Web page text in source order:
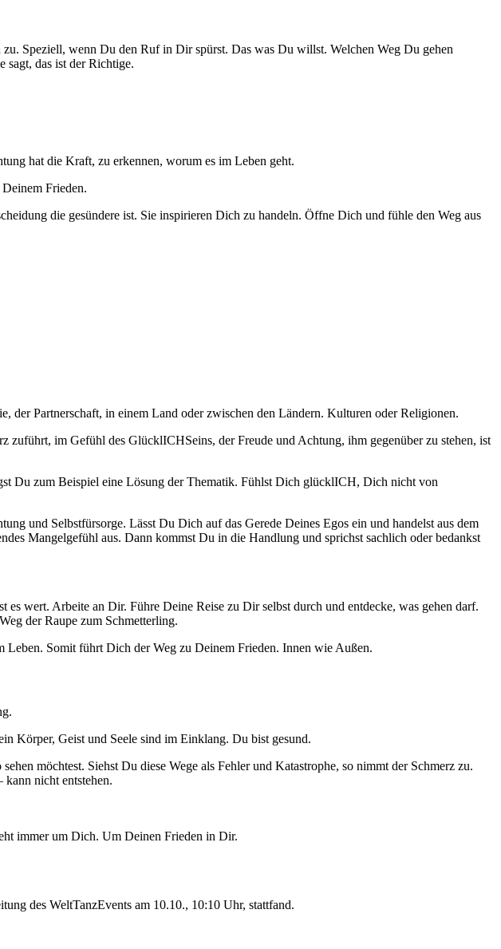
Speziell, wenn Du den Ruf in Dir spürst. Das was Du willst. Welchen Weg Du gehen
sagt, das ist der Richtige.
hat die Kraft, zu erkennen, worum es im Leben geht.
Frieden.
die gesündere ist. Sie inspirieren Dich zu handeln. Öffne Dich und fühle den Weg aus
der Partnerschaft, in einem Land oder zwischen den Ländern. Kulturen oder Religionen.
zuführt, im Gefühl des GlücklICHSeins, der Freude und Achtung, ihm gegenüber zu stehen, ist
Du zum Beispiel eine Lösung der Thematik. Fühlst Dich glücklICH, Dich nicht von
und Selbstfürsorge. Lässt Du Dich auf das Gerede Deines Egos ein und handelst aus dem
Mangelgefühl aus. Dann kommst Du in die Handlung und sprichst sachlich oder bedankst
wert. Arbeite an Dir. Führe Deine Reise zu Dir selbst durch und entdecke, was gehen darf.
der Raupe zum Schmetterling.
Somit führt Dich der Weg zu Deinem Frieden. Innen wie Außen.
Körper, Geist und Seele sind im Einklang. Du bist gesund.
möchtest. Siehst Du diese Wege als Fehler und Katastrophe, so nimmt der Schmerz zu.
nicht entstehen.
immer um Dich. Um Deinen Frieden in Dir.
des WeltTanzEvents am 10.10., 10:10 Uhr, stattfand.